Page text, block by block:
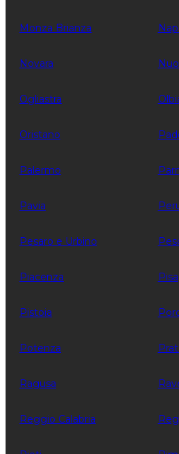
Monza Brianza
Novara
Ogliastra
Oristano
Palermo
Pavia
Pesaro e Urbino
Piacenza Pisa
Pistoia
Potenza
Ragusa
Reggio Calabria